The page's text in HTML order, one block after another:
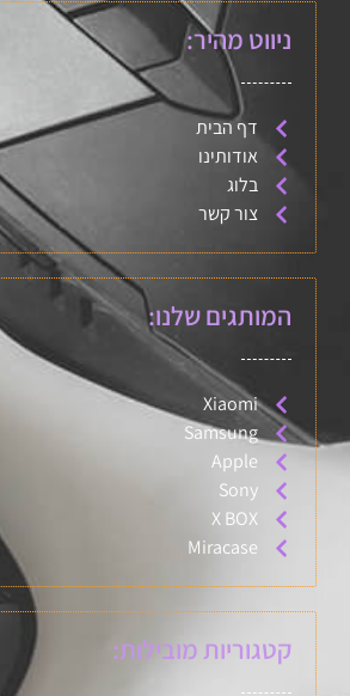
ניווט מהיר:
דף הבית
אודותינו
בלוג
צור קשר
המותגים שלנו:
Xiaomi
Samsung
Apple
Sony
X BOX
Miracase
קטגוריות מובילות: